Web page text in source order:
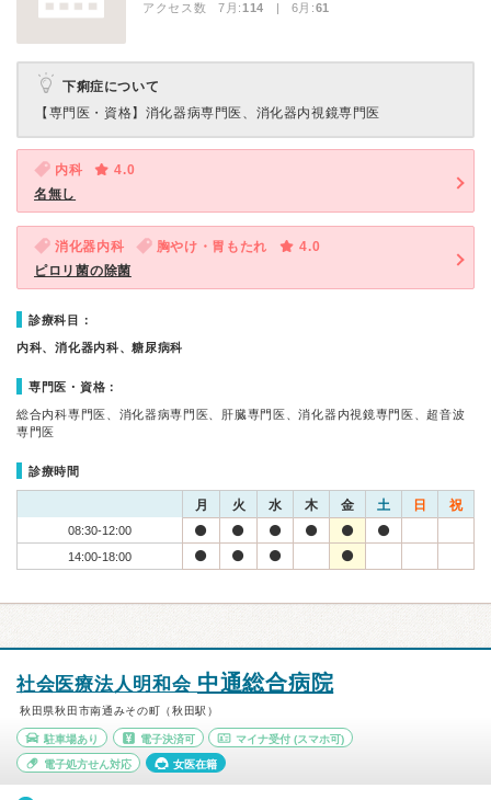
アクセス数 7月:114 | 6月:61
下痢症について
【専門医・資格】 消化器病専門医、消化器内視鏡専門医
内科
4.0
名無し
消化器内科 胸やけ・胃もたれ
4.0
ピロリ菌の除菌
診療科目：
内科、消化器内科、糖尿病科
専門医・資格：
総合内科専門医、消化器病専門医、肝臓専門医、消化器内視鏡専門医、超音波
専門医
診療時間
月 火 水 木 金 土 日 祝
08:30-12:00
14:00-18:00
社会医療法人明和会 中通総合病院
秋田県秋田市南通みその町（秋田駅）
駐車場あり 電子決済可 マイナ受付 (スマホ可)
電子処方せん対応 女医在籍